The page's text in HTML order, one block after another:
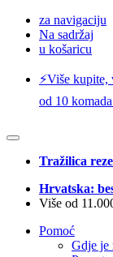
za navigaciju
Na sadržaj
u košaricu
⚡️Više
od 10
Tražilica
Hrvatska:
Više od
Pomoć
Gdje je